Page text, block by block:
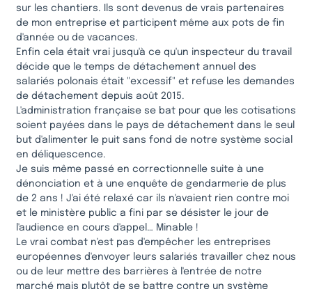
sur les chantiers. Ils sont devenus de vrais partenaires
de mon entreprise et participent même aux pots de fin
d'année ou de vacances.
Enfin cela était vrai jusqu'à ce qu'un inspecteur du travail
décide que le temps de détachement annuel des
salariés polonais était "excessif" et refuse les demandes
de détachement depuis août 2015.
L'administration française se bat pour que les cotisations
soient payées dans le pays de détachement dans le seul
but d'alimenter le puit sans fond de notre système social
en déliquescence.
Je suis même passé en correctionnelle suite à une
dénonciation et à une enquête de gendarmerie de plus
de 2 ans ! J'ai été relaxé car ils n'avaient rien contre moi
et le ministère public a fini par se désister le jour de
l'audience en cours d'appel… Minable !
Le vrai combat n'est pas d'empêcher les entreprises
européennes d'envoyer leurs salariés travailler chez nous
ou de leur mettre des barrières à l'entrée de notre
marché mais plutôt de se battre contre un système